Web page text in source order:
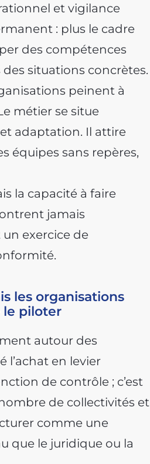
et vigilance
: plus le cadre
des compétences
situations concrètes.
peinent à
métier se situe
adaptation. Il attire
équipes sans repères,
la capacité à faire
jamais
exercice de
les organisations
le piloter
autour des
l’achat en levier
de contrôle ; c’est
de collectivités et
comme une
que le juridique ou la